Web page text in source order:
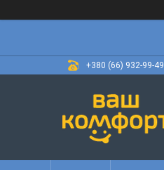
+380 (66) 932-99-49